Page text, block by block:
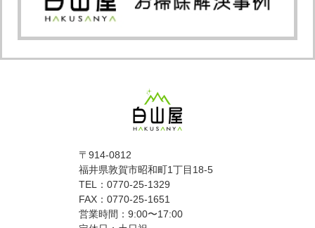
〒914-0812
福井県敦賀市昭和町1丁目18-5
TEL：0770-25-1329
FAX：0770-25-1651
営業時間：9:00〜17:00